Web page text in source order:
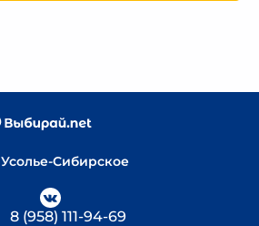
Усолье-Сибирское
8 (958) 111-94-69